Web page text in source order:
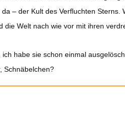
– der Kult des Verfluchten
die Welt nach wie vor mit ihren
habe sie schon einmal
Schnäbelchen?